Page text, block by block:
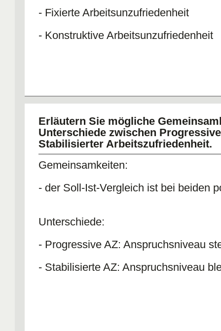
- Fixierte Arbeitsunzufriedenheit
- Konstruktive Arbeitsunzufriedenheit
Erläutern Sie mögliche
Unterschiede zwischen
Stabilisierter Arbeitszufriedenheit.
Gemeinsamkeiten:
- der Soll-Ist-Vergleich ist bei beiden
Unterschiede:
- Progressive AZ: Anspruchsniveau
- Stabilisierte AZ: Anspruchsniveau